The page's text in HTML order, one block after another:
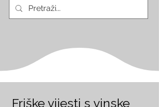
Friške vijesti s vinske